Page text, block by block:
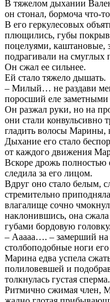
В тяжелом дыхании
он стонал, бормоча что-
В его геркулесовых
плющились, губы
поцелуями, каштановые,
подрагивали на смуглых
Он сжал ее сильнее.
Ей стало тяжело дышать.
– Милый… не раздави
поросший еле заметными
Он разжал руки, но на
они стали конвульсивно
гладить волосы Марины,
Дыхание его стало
от каждого движения
Вскоре дрожь полностью
следила за его лицом.
Вдруг оно стало белым,
стремительно
влагалище сочно
наклонившись, она
губами бордовую головку.
– Ааааа…. – замерший на
столбоподобные ноги
Марина едва успела
полиловевшей и
толкнулась густая сперма.
Ритмично сжимая член,